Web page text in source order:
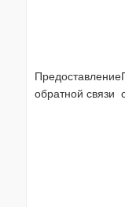
Предоставление
обратной связи